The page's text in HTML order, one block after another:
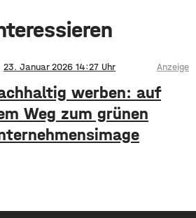
23. Januar 2026 14:27 Anzeige
werben: auf
Weg zum grünen